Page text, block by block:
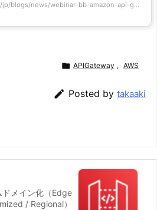
jp/blogs/news/webinar-bb-amazon-api-g...
 APIGateway , AWS
 Posted by takaaki
メイン化（Edge
/ Regional）